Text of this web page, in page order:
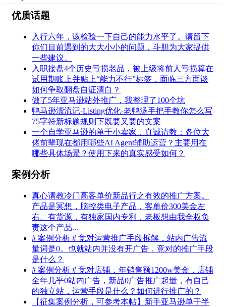
优质话题
入行六年，该检验一下自己的能力水平了。请留下
你们目前遇到的大大小小的问题，斗胆为大家提供
一些建议。
入职接盘4个历史亏损老品，被上级将前人亏损算在
试用期账上并贴上“能力不行”标签，面临三方面谈
如何争取翻盘自证清白？
做了5年亚马逊站外推广，我整理了100个坑
鸭马逊漂流记-Listing优化-老鸭汤手把手教你怎么写
75字符新标题规则下既要又要的文案
一个自学亚马逊的单干小卖家，真诚请教：各位大
佬前辈现在都用哪些AI Agent辅助运营？主要用在
哪些具体场景？使用下来的真实感受如何？
案例分析
真心请教冷门高客单价新品行之有效的推广方案。
产品是冥想，脑控类电子产品，客单价300美金左
右。有货源，有独家国内专利，老板想由我全权负
责这个产品...
# 案例分析 # 竞对运营推广手段拆解，站内广告流
量词是0。也就站内并没有开广告，竞对的推广手段
是什么？
# 案例分析 # 竞对店铺，年销售额1200w美金，店铺
全年几乎0站内广告，新品0广告推广起量，有自己
的独立站，运营手段是什么？如何进行推广的？
【征集案例分析，可参考本帖】新手亚马逊单干半